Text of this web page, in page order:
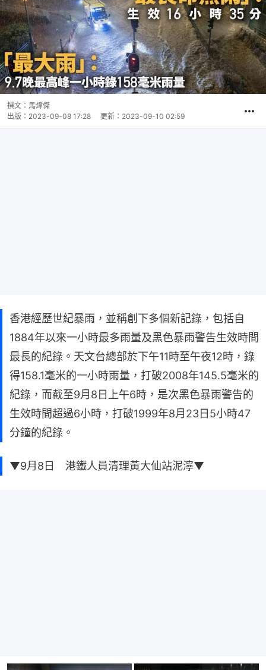
撰文： 馬煒傑
出版： 2023-09-08 17:28 更新： 2023-09-10 02:59
香港經歷世紀暴雨，並稱創下多個新記錄，包括自
1884年以來一小時最多雨量及黑色暴雨警告生效時間
最長的紀錄。天文台總部於下午11時至午夜12時，錄
得158.1毫米的一小時雨量，打破2008年145.5毫米的
紀錄，而截至9月8日上午6時，是次黑色暴雨警告的
生效時間超過6小時，打破1999年8月23日5小時47
分鐘的紀錄。
▼9月8日 港鐵人員清理黃大仙站泥濘▼